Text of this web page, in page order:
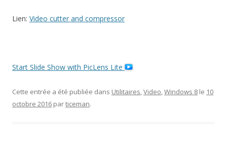
Lien: Video cutter and compressor
Start Slide Show with PicLens Lite
Cette entrée a été publiée dans Utilitaires,Video,Windows 8 le 10
octobre 2016 particeman.